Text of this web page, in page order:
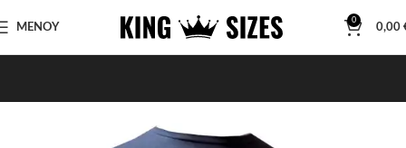
ΜΕΝΟΥ
0
0,00